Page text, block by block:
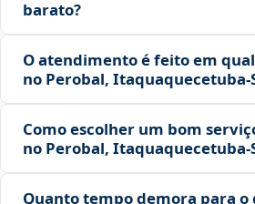
barato?
O atendimento é feito em
no Perobal,
Como escolher um bom
no Perobal,
Quanto tempo demora para o